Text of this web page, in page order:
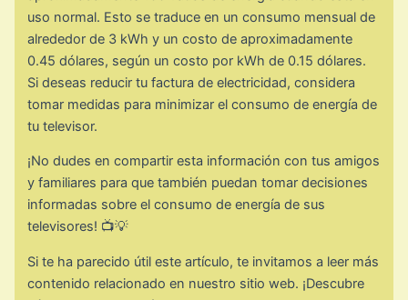
uso normal. Esto se traduce en un consumo mensual de
alrededor de 3 kWh y un costo de aproximadamente
0.45 dólares, según un costo por kWh de 0.15 dólares.
Si deseas reducir tu factura de electricidad, considera
tomar medidas para minimizar el consumo de energía de
tu televisor.
¡No dudes en compartir esta información con tus amigos
y familiares para que también puedan tomar decisiones
informadas sobre el consumo de energía de sus
televisores! 📺💡
Si te ha parecido útil este artículo, te invitamos a leer más
contenido relacionado en nuestro sitio web. ¡Descubre